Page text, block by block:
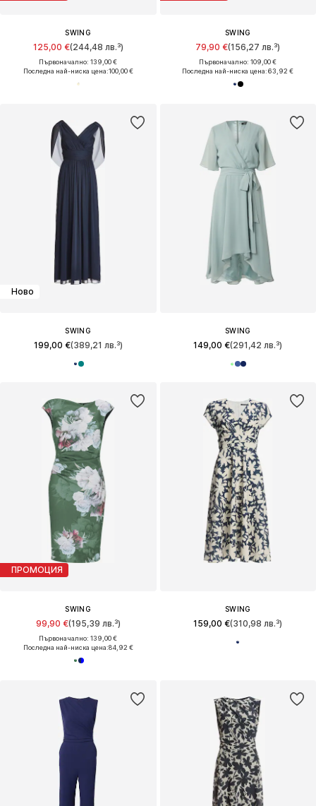
SWING
125,00 €(244,48 лв.³)
Първоначално: 139,00 €
Последна най-ниска цена:100,00 €
SWING
79,90 €(156,27 лв.³)
Първоначално: 109,00 €
Последна най-ниска цена:63,92 €
Ново
SWING
199,00 €(389,21 лв.³)
SWING
149,00 €(291,42 лв.³)
ПРОМОЦИЯ
SWING
99,90 €(195,39 лв.³)
Първоначално: 139,00 €
Последна най-ниска цена:84,92 €
SWING
159,00 €(310,98 лв.³)